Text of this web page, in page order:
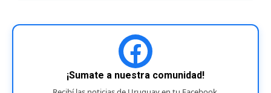
¡Sumate a nuestra comunidad!